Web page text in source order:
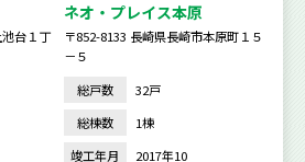
台１丁
ネオ・プレイス本原
〒852-8133 長崎県長崎市本原町１５
－５
総戸数
32戸
総棟数
1棟
竣工年月
2017年10